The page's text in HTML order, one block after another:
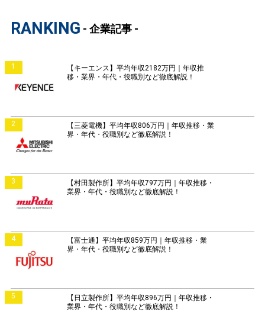
RANKING - 企業記事 -
1
【キーエンス】平均年収2182万円｜年収推
移・業界・年代・役職別など徹底解説！
2
【三菱電機】平均年収806万円｜年収推移・業
界・年代・役職別など徹底解説！
3
【村田製作所】平均年収797万円｜年収推移・
業界・年代・役職別など徹底解説！
4
【富士通】平均年収859万円｜年収推移・業
界・年代・役職別など徹底解説！
5
【日立製作所】平均年収896万円｜年収推移・
業界・年代・役職別など徹底解説！